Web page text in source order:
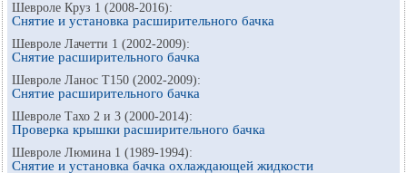
Шевроле Круз 1 (2008-2016):
Снятие и установка расширительного бачка
Шевроле Лачетти 1 (2002-2009):
Снятие расширительного бачка
Шевроле Ланос Т150 (2002-2009):
Снятие расширительного бачка
Шевроле Тахо 2 и 3 (2000-2014):
Проверка крышки расширительного бачка
Шевроле Люмина 1 (1989-1994):
Снятие и установка бачка охлаждающей жидкости